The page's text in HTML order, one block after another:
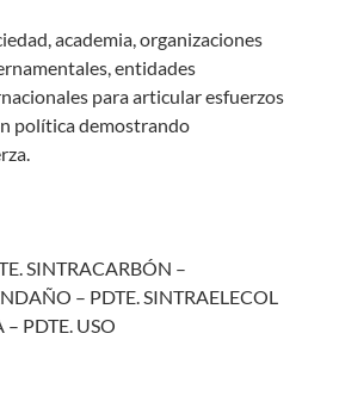
academia, organizaciones
entidades
para articular esfuerzos
política demostrando
SINTRACARBÓN –
– PDTE. SINTRAELECOL
PDTE. USO